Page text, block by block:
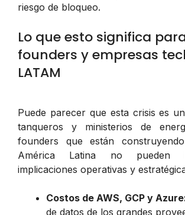
riesgo de bloqueo.
Lo que esto significa
founders y empresas
LATAM
Puede parecer que esta crisis es
tanqueros y ministerios de
founders que están
América Latina no pueden
implicaciones operativas y
Costos de AWS, GCP y
de datos de los grandes